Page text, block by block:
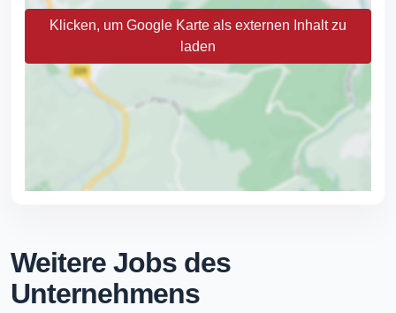
Klicken, um Google Karte als externen Inhalt zu
laden
Weitere Jobs des
Unternehmens